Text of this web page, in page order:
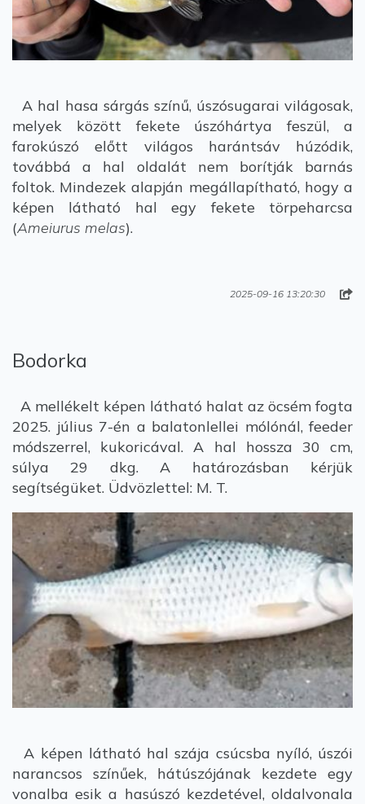
A hal hasa sárgás színű, úszósugarai világosak,
melyek között fekete úszóhártya feszül, a
farokúszó előtt világos harántsáv húzódik,
továbbá a hal oldalát nem borítják barnás
foltok. Mindezek alapján megállapítható, hogy a
képen látható hal egy fekete törpeharcsa
(Ameiurus melas).
2025-09-16 13:20:30
Bodorka
A mellékelt képen látható halat az öcsém fogta
2025. július 7-én a balatonlellei mólónál, feeder
módszerrel, kukoricával. A hal hossza 30 cm,
súlya 29 dkg. A határozásban kérjük
segítségüket. Üdvözlettel: M. T.
A képen látható hal szája csúcsba nyíló, úszói
narancsos színűek, hátúszójának kezdete egy
vonalba esik a hasúszó kezdetével, oldalvonala